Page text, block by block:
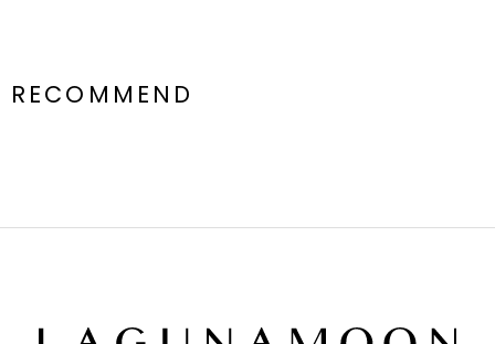
RECOMMEND